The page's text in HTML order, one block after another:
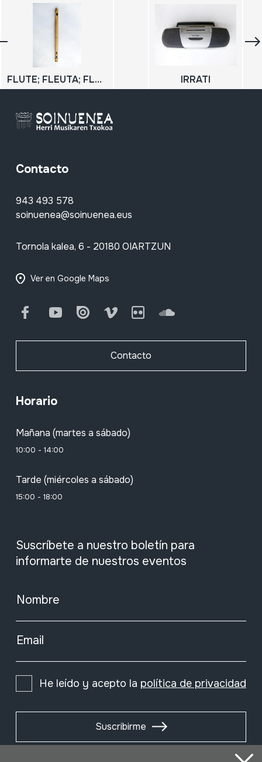
FLUTE; FLEUTA; FLABUTE; flauta IRRATI
Contacto
943 493 578
soinuenea@soinuenea.eus
Tornola kalea, 6 - 20180 OIARTZUN
Ver en Google Maps
FacebookYoutube Issuu Vimeo Flickr SoundCloud
Contacto
Horario
Mañana (martes a sábado)
10:00 - 14:00
Tarde (miércoles a sábado)
15:00 - 18:00
Suscríbete a nuestro boletín para
informarte de nuestros eventos
Nombre
Email
He leído y acepto la política de privacidad
Suscribirme